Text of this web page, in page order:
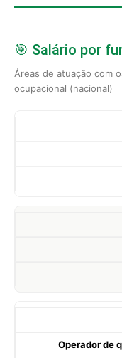
🎯 Salário por
Áreas de atuação com
ocupacional (nacional)
Operador de